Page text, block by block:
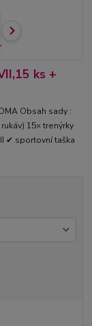
ks +
Obsah sady :
15× trenýrky
✔ sportovní taška